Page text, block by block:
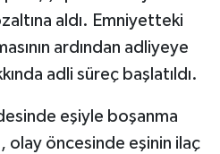
aldı. Emniyetteki
ardından adliyeye
adli süreç başlatıldı.
eşiyle boşanma
olay öncesinde eşinin ilaç